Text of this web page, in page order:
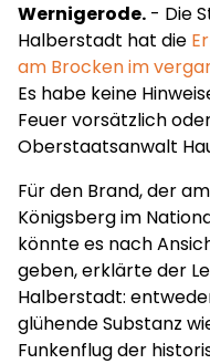
Wernigerode. - Die
Halberstadt hat die
am Brocken im
Es habe keine
Feuer vorsätzlich
Oberstaatsanwalt
Für den Brand, der
Königsberg im
könnte es nach
geben, erklärte der
Halberstadt:
glühende Substanz
Funkenflug der